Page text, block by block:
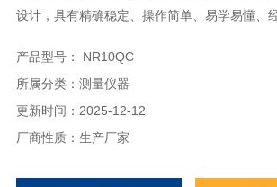
设计，具有精确稳定、操作简单、易学易懂、
产品型号： NR10QC
所属分类：测量仪器
更新时间：2025-12-12
厂商性质：生产厂家